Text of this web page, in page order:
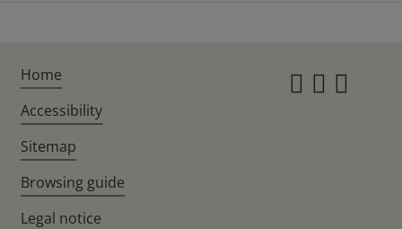
Home
Accessibility
Sitemap
Browsing guide
Legal notice